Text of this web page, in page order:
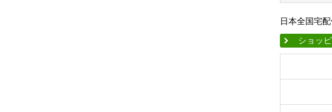
日本全国宅
ショッ